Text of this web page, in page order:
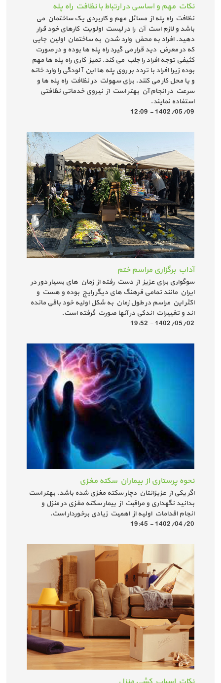
نکات مهم و اساسی در ارتباط با نظافت راه پله
نظافت راه پله از مسایٔل مهم و کاربردی یک ساختمان می
باشد و لازم است آن را در لیست اولویت کارهای خود قرار
دهید. افراد به محض وارد شدن به ساختمان اولین جایی
که در معرض دید قرار می گیرد راه پله ها بوده و در صورت
کثیفی توجه افراد را جلب می کند. تمیز کاری راه پله ها مهم
بوده زیرا افراد با تردد بر روی پله ها این آلودگی را وارد خانه
و یا محل کار می کنند. برای سهولت در نظافت راه پله ها و
سرعت در انجام آن بهتر است از نیروی خدماتی نظافتی
استفاده نمایند.
1402/05/09 - 12:09
آداب برگزاری مراسم ختم
سوگواری برای عزیز از دست رفته از زمان های بسیار دور در
ایران مانند تمامی فرهنگ های دیگر رایج بوده و هست و
اکثر این مراسم در طول زمان به شکل اولیه خود باقی مانده
اند و تغییرات اندکی در آنها صورت گرفته است.
1402/05/02 - 19:52
نحوه پرستاری از بیماران سکته مغزی
اگر یکی از عزیزانتان دچار سکته مغزی شده باشد، بهتر است
بدانید نگهداری و مراقبت از بیمار سکته مغزی در منزل و
انجام اقدامات اولیه از اهمیت زیادی برخوردار است.
1402/04/20 - 19:45